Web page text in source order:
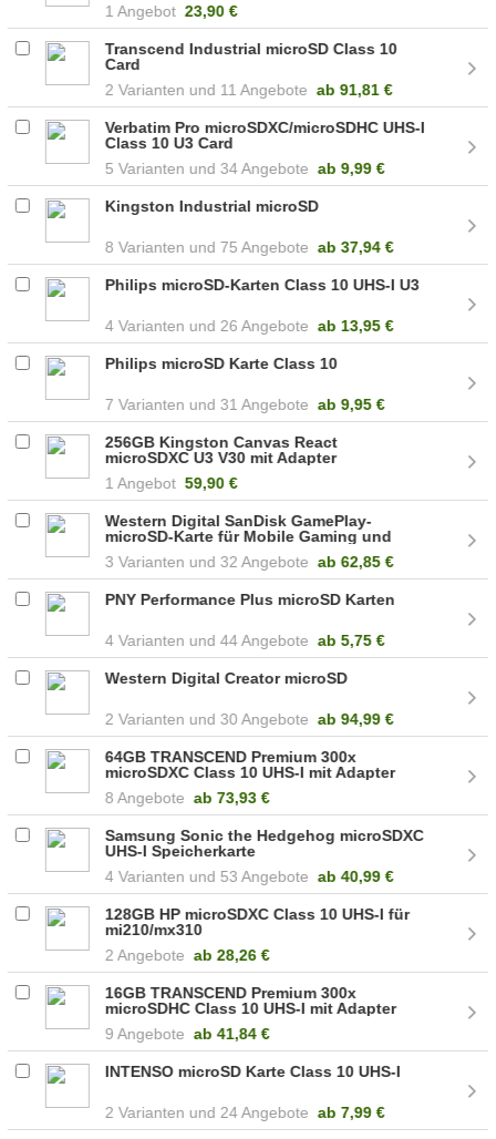
1 Angebot 23,90 €
Transcend Industrial microSD Class 10
Card
2
11 Angebote ab 91,81 €
Verbatim Pro microSDXC/microSDHC UHS-I
Class 10 U3 Card
5
34 Angebote ab 9,99 €
Kingston Industrial microSD
8 75 Angebote ab 37,94 €
Philips microSD-Karten Class 10 UHS-I U3
4 26 Angebote ab 13,95 €
Philips microSD Karte Class 10
7 31 Angebote ab 9,95 €
256GB Kingston Canvas React
microSDXC U3 V30 mit Adapter
1 Angebot 59,90 €
Western Digital SanDisk GamePlay-
microSD-Karte für Mobile Gaming und
3 32 Angebote ab 62,85 €
PNY Performance Plus microSD Karten
4 44 Angebote ab 5,75 €
Western Digital Creator microSD
2 30 Angebote ab 94,99 €
64GB TRANSCEND Premium 300x
microSDXC Class 10 UHS-I mit Adapter
8 Angebote ab 73,93 €
Samsung Sonic the Hedgehog microSDXC
UHS-I Speicherkarte
4
53 Angebote ab40,99 €
128GB HP microSDXC Class 10 UHS-I für
mi210/mx310
2 Angebote ab 28,26 €
16GB TRANSCEND Premium 300x
microSDHC Class 10 UHS-I mit Adapter
9 Angebote ab41,84 €
INTENSO microSD Karte Class 10 UHS-I
2 24 Angebote ab 7,99 €